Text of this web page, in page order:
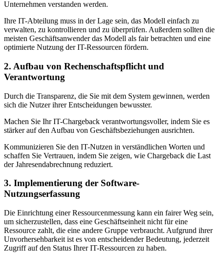
Unternehmen verstanden werden.
Ihre IT-Abteilung muss in der Lage sein, das Modell einfach zu
verwalten, zu kontrollieren und zu überprüfen. Außerdem sollten die
meisten Geschäftsanwender das Modell als fair betrachten und eine
optimierte Nutzung der IT-Ressourcen fördern.
2. Aufbau von Rechenschaftspflicht und
Verantwortung
Durch die Transparenz, die Sie mit dem System gewinnen, werden
sich die Nutzer ihrer Entscheidungen bewusster.
Machen Sie Ihr IT-Chargeback verantwortungsvoller, indem Sie es
stärker auf den Aufbau von Geschäftsbeziehungen ausrichten.
Kommunizieren Sie den IT-Nutzen in verständlichen Worten und
schaffen Sie Vertrauen, indem Sie zeigen, wie Chargeback die Last
der Jahresendabrechnung reduziert.
3. Implementierung der Software-
Nutzungserfassung
Die Einrichtung einer Ressourcenmessung kann ein fairer Weg sein,
um sicherzustellen, dass eine Geschäftseinheit nicht für eine
Ressource zahlt, die eine andere Gruppe verbraucht. Aufgrund ihrer
Unvorhersehbarkeit ist es von entscheidender Bedeutung, jederzeit
Zugriff auf den Status Ihrer IT-Ressourcen zu haben.